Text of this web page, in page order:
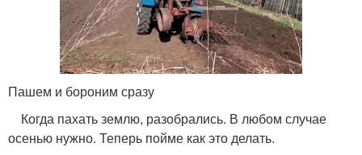
Пашем и бороним сразу
Когда пахать землю, разобрались. В любом случае
осенью нужно. Теперь пойме как это делать.